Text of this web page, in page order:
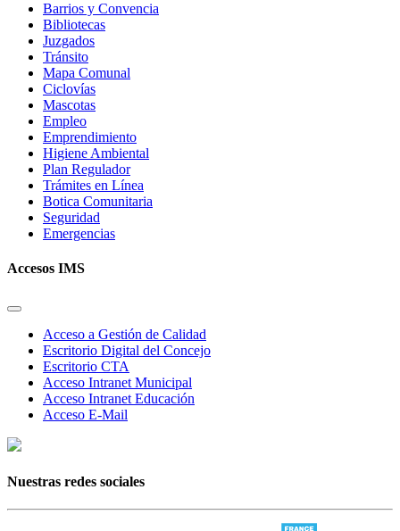
Barrios y Convencia
Bibliotecas
Juzgados
Tránsito
Mapa Comunal
Ciclovías
Mascotas
Empleo
Emprendimiento
Higiene Ambiental
Plan Regulador
Trámites en Línea
Botica Comunitaria
Seguridad
Emergencias
Accesos IMS
Acceso a Gestión de Calidad
Escritorio Digital del Concejo
Escritorio CTA
Acceso Intranet Municipal
Acceso Intranet Educación
Acceso E-Mail
Nuestras redes sociales